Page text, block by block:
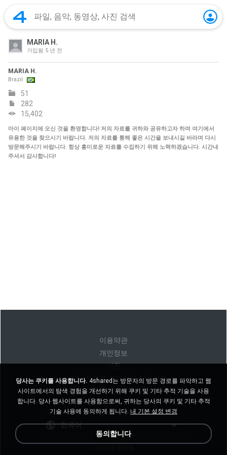
MARIA H.
가입됨 5 년 전
MARIA H.
Brazil
51
282
15,402
마이 페이지에 오신 것을 환영합니다! 저의 자료를 귀하와 공유하고자 하며 여기에서
유용한 것을 찾으시기 바랍니다. 저의 자료를 통해 좋은 시간을 보내시길 바라며 다시
방문해주시기 바랍니다. 항상 흥미로운 자료를 수집하기 위해 노력하겠습니다. 시간내
주셔서 감사합니다!
이용약관
개인정보
지원
내 개인 정보를 판매하지 마십시오
내 개인 정보를 공유하지 마십시오
한국어
당사는 쿠키를 사용합니다. 4shared는 방문자의 방문 경로를 파악하고 웹
사이트에서의 탐색 경험을 개선하기 위해 쿠키 및 기타 추적 기술을 사용
합니다. 당사 웹사이트를 사용함으로써, 귀하는 당사의 쿠키 및 기타 추적
기술 사용에 동의하게 됩니다. 내 기본 설정 변경
동의합니다